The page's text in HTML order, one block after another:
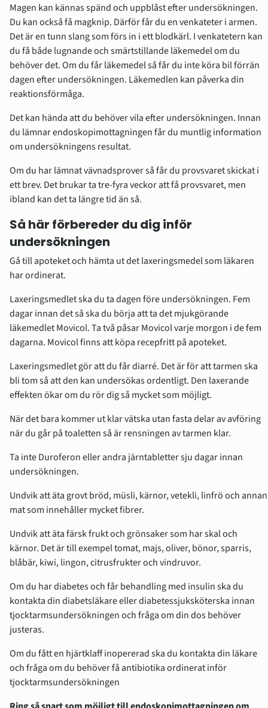
Magen kan kännas spänd och uppblåst efter undersökningen.
Du kan också få magknip. Därför får du en venkateter i armen.
Det är en tunn slang som förs in i ett blodkärl. I venkatetern kan
du få både lugnande och smärtstillande läkemedel om du
behöver det. Om du får läkemedel så får du inte köra bil förrän
dagen efter undersökningen. Läkemedlen kan påverka din
reaktionsförmåga.
Det kan hända att du behöver vila efter undersökningen. Innan
du lämnar endoskopimottagningen får du muntlig information
om undersökningens resultat.
Om du har lämnat vävnadsprover så får du provsvaret skickat i
ett brev. Det brukar ta tre-fyra veckor att få provsvaret, men
ibland kan det ta längre tid än så.
Så här förbereder du dig inför
undersökningen
Gå till apoteket och hämta ut det laxeringsmedel som läkaren
har ordinerat.
Laxeringsmedlet ska du ta dagen före undersökningen. Fem
dagar innan det så ska du börja att ta det mjukgörande
läkemedlet Movicol. Ta två påsar Movicol varje morgon i de fem
dagarna. Movicol finns att köpa recepfritt på apoteket.
Laxeringsmedlet gör att du får diarré. Det är för att tarmen ska
bli tom så att den kan undersökas ordentligt. Den laxerande
effekten ökar om du rör dig så mycket som möjligt.
När det bara kommer ut klar vätska utan fasta delar av avföring
när du går på toaletten så är rensningen av tarmen klar.
Ta inte Duroferon eller andra järntabletter sju dagar innan
undersökningen.
Undvik att äta grovt bröd, müsli, kärnor, vetekli, linfrö och annan
mat som innehåller mycket fibrer.
Undvik att äta färsk frukt och grönsaker som har skal och
kärnor. Det är till exempel tomat, majs, oliver, bönor, sparris,
blåbär, kiwi, lingon, citrusfrukter och vindruvor.
Om du har diabetes och får behandling med insulin ska du
kontakta din diabetsläkare eller diabetessjuksköterska innan
tjocktarmsundersökningen och fråga om din dos behöver
justeras.
Om du fått en hjärtklaff inopererad ska du kontakta din läkare
och fråga om du behöver få antibiotika ordinerat inför
tjocktarmsundersökningen